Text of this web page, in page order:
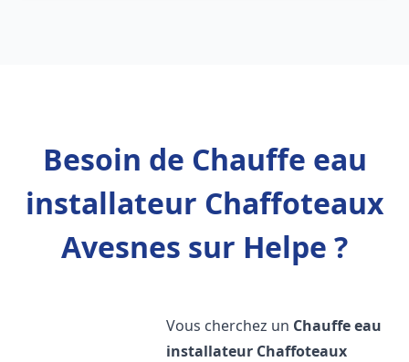
Besoin de Chauffe eau
installateur Chaffoteaux
Avesnes sur Helpe ?
Vous cherchez un Chauffe eau
installateur Chaffoteaux